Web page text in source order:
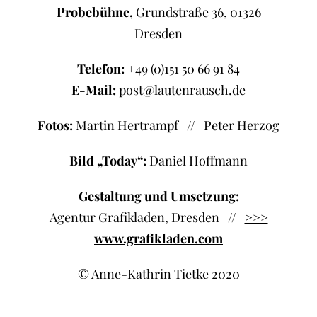
Probebühne, Grundstraße 36, 01326
Dresden
Telefon: +49 (0)151 50 66 91 84
E-Mail: post@lautenrausch.de
Fotos: Martin Hertrampf // Peter Herzog
Bild „Today“: Daniel Hoffmann
Gestaltung und Umsetzung:
Agentur Grafikladen, Dresden // >>>
www.grafikladen.com
© Anne-Kathrin Tietke 2020